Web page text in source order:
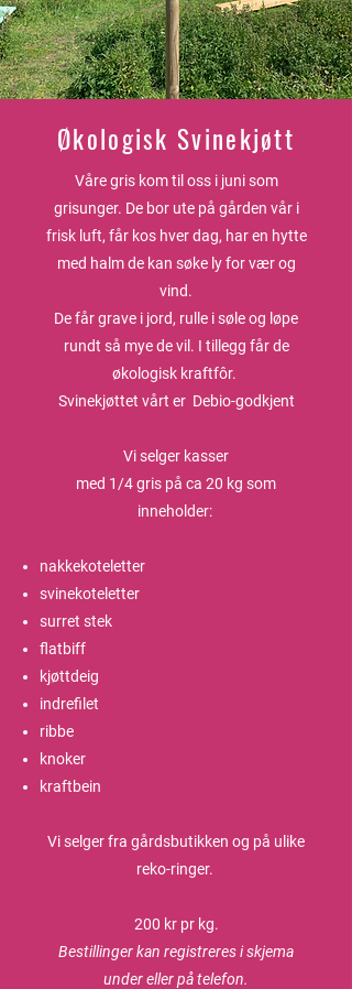
Økologisk Svinekjøtt
Våre gris kom til oss i juni som
grisunger. De bor ute på gården vår i
frisk luft, får kos hver dag, har en hytte
med halm de kan søke ly for vær og
vind.
De får grave i jord, rulle i søle og løpe
rundt så mye de vil. I tillegg får de
økologisk kraftfôr.
Svinekjøttet vårt er Debio-godkjent
Vi selger kasser
med 1/4 gris på ca 20 kg som
inneholder:
nakkekoteletter
svinekoteletter
surret stek
flatbiff
kjøttdeig
indrefilet
ribbe
knoker
kraftbein
Vi selger fra gårdsbutikken og på ulike
reko-ringer.
200 kr pr kg.
Bestillinger kan registreres i skjema
under eller på telefon.